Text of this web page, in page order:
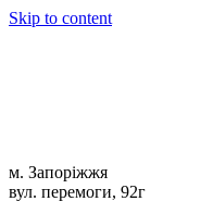
Skip to content
м. Запоріжжя
вул. перемоги, 92г